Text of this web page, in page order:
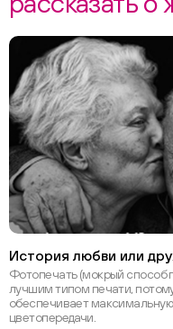
История любви или
Фотопечать (мокрый способ
лучшим типом печати,
обеспечивает
цветопередачи.